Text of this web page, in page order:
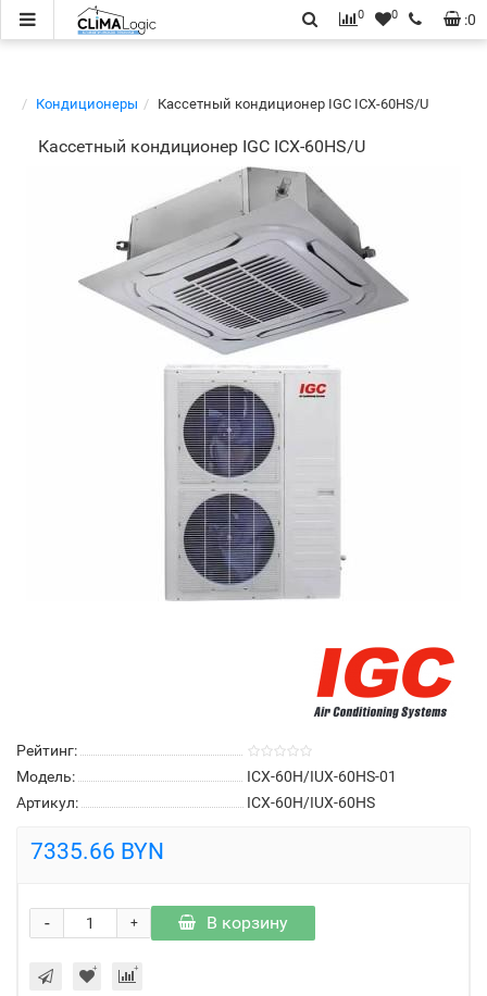
:0
0 0
Кондиционеры Кассетный кондиционер IGC ICX-60HS/U
Кассетный кондиционер IGC ICX-60HS/U
Рейтинг:
Модель:
ICX-60H/IUX-60HS-01
Артикул:
ICX-60H/IUX-60HS
7335.66 BYN
+
- В корзину